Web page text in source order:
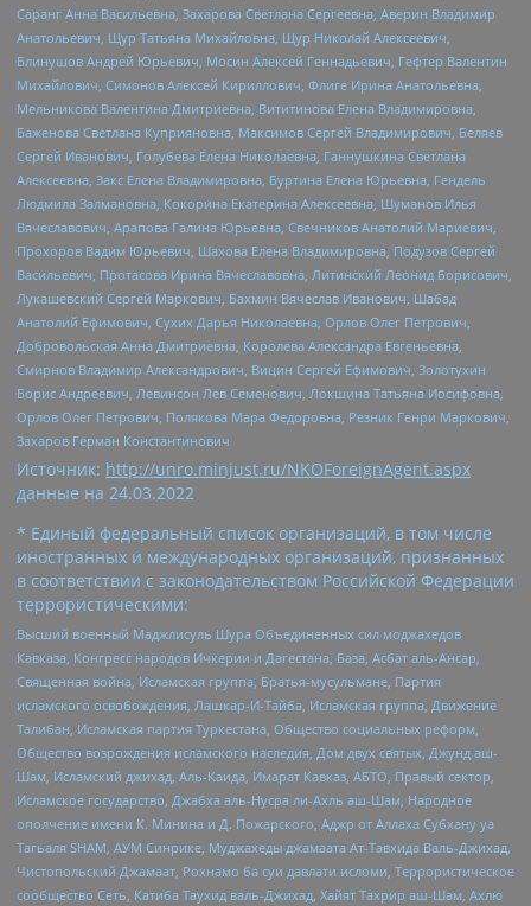
Саранг Анна Васильевна, Захарова Светлана Сергеевна, Аверин Владимир
Анатольевич, Щур Татьяна Михайловна, Щур Николай Алексеевич,
Блинушов Андрей Юрьевич, Мосин Алексей Геннадьевич, Гефтер Валентин
Михайлович, Симонов Алексей Кириллович, Флиге Ирина Анатольевна,
Мельникова Валентина Дмитриевна, Вититинова Елена Владимировна,
Баженова Светлана Куприяновна, Максимов Сергей Владимирович, Беляев
Сергей Иванович, Голубева Елена Николаевна, Ганнушкина Светлана
Алексеевна, Закс Елена Владимировна, Буртина Елена Юрьевна, Гендель
Людмила Залмановна, Кокорина Екатерина Алексеевна, Шуманов Илья
Вячеславович, Арапова Галина Юрьевна, Свечников Анатолий Мариевич,
Прохоров Вадим Юрьевич, Шахова Елена Владимировна, Подузов Сергей
Васильевич, Протасова Ирина Вячеславовна, Литинский Леонид Борисович,
Лукашевский Сергей Маркович, Бахмин Вячеслав Иванович, Шабад
Анатолий Ефимович, Сухих Дарья Николаевна, Орлов Олег Петрович,
Добровольская Анна Дмитриевна, Королева Александра Евгеньевна,
Смирнов Владимир Александрович, Вицин Сергей Ефимович, Золотухин
Борис Андреевич, Левинсон Лев Семенович, Локшина Татьяна Иосифовна,
Орлов Олег Петрович, Полякова Мара Федоровна, Резник Генри Маркович,
Захаров Герман Константинович
Источник: http://unro.minjust.ru/NKOForeignAgent.aspx
данные на 24.03.2022
* Единый федеральный список организаций, в том числе
иностранных и международных организаций, признанных
в соответствии с законодательством Российской Федерации
террористическими:
Высший военный Маджлисуль Шура Объединенных сил моджахедов
Кавказа, Конгресс народов Ичкерии и Дагестана, База, Асбат аль-Ансар,
Священная война, Исламская группа, Братья-мусульмане, Партия
исламского освобождения, Лашкар-И-Тайба, Исламская группа, Движение
Талибан, Исламская партия Туркестана, Общество социальных реформ,
Общество возрождения исламского наследия, Дом двух святых, Джунд аш-
Шам, Исламский джихад, Аль-Каида, Имарат Кавказ, АБТО, Правый сектор,
Исламское государство, Джабха аль-Нусра ли-Ахль аш-Шам, Народное
ополчение имени К. Минина и Д. Пожарского, Аджр от Аллаха Субхану уа
Тагьаля SHAM, АУМ Синрике, Муджахеды джамаата Ат-Тавхида Валь-Джихад,
Чистопольский Джамаат, Рохнамо ба суи давлати исломи, Террористическое
сообщество Сеть, Катиба Таухид валь-Джихад, Хайят Тахрир аш-Шам, Ахлю